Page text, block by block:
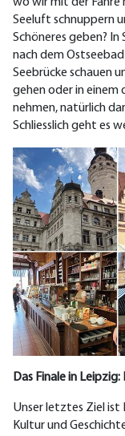
Seeluft schnuppern
Schöneres geben?
nachdem Ostseebad
Seebrücke schauen
gehen oder in einem
nehmen, natürlich
Schliesslichgeht es
Das Finale in
Unser letztes Ziel ist
Kultur und